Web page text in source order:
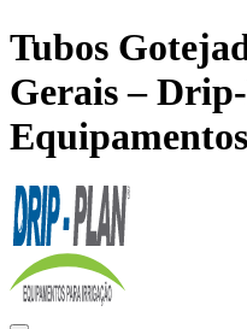
Tubos
Gerais –